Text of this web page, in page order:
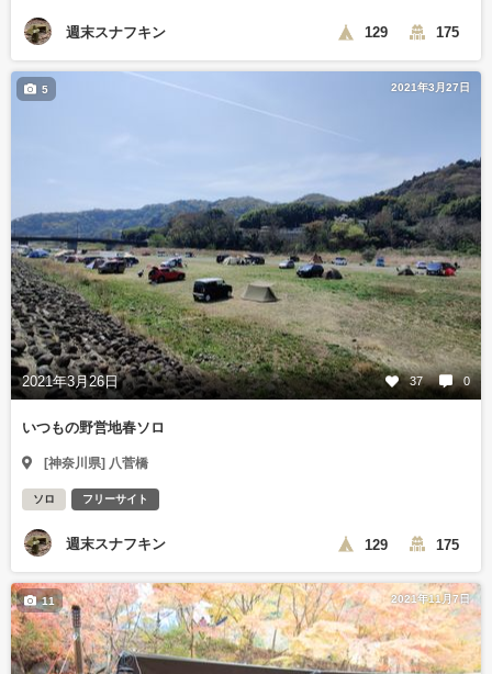
週末スナフキン 129 175
2021年3月27日
2021年3月26日 37 0
5
いつもの野営地春ソロ
[神奈川県] 八菅橋
ソロ フリーサイト
週末スナフキン 129 175
2021年11月7日
11